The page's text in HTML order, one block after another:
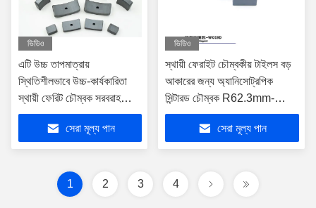
ভিডিও
এটি উচ্চ তাপমাত্রায়
স্থিতিশীলভাবে উচ্চ-কার্যকারিতা
স্থায়ী ফেরিট চৌম্বক সরবরাহ
করতে পারে
সেরা মূল্য পান
ভিডিও
স্থায়ী ফেরাইট চৌম্বকীয় টাইলস বড়
আকারের জন্য অ্যানিসোট্রপিক
সিন্টারড চৌম্বক R62.3mm-
54.3rmm × 26.32mm
সেরা মূল্য পান
1 2 3 4